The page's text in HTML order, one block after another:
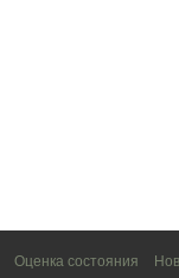
Оценка состояния